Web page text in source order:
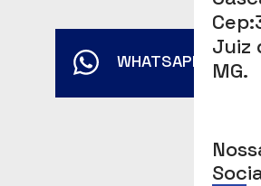
WHATSAPP
Juiz
MG.